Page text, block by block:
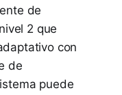
de
2 que
con
de
puede